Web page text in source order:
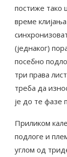
постиже тако
време
(једнаког)
посебно
три права
треба да
је до те фазе
Приликом
подлоге и
углом од